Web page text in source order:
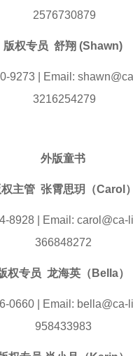
2576730879
版权专员 舒翔 (Shawn)
9273 | Email:
3216254279
外版童书
主管 张霄思玥（Carol）
8928 | Email: carol@ca-
366848272
权专员 龙海英（Bella）
0660 | Email: bella@ca-
958433983